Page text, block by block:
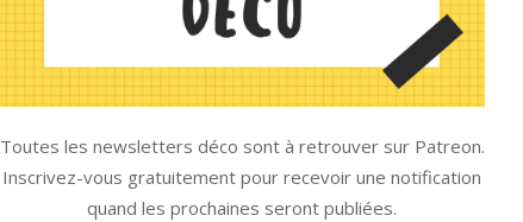
Toutes les newsletters déco sont à retrouver sur Patreon.
Inscrivez-vous gratuitement pour recevoir une notification
quand les prochaines seront publiées.